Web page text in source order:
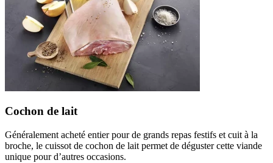
Cochon de lait
Généralement acheté entier pour de grands repas festifs et cuit à la
broche, le cuissot de cochon de lait permet de déguster cette viande
unique pour d’autres occasions.